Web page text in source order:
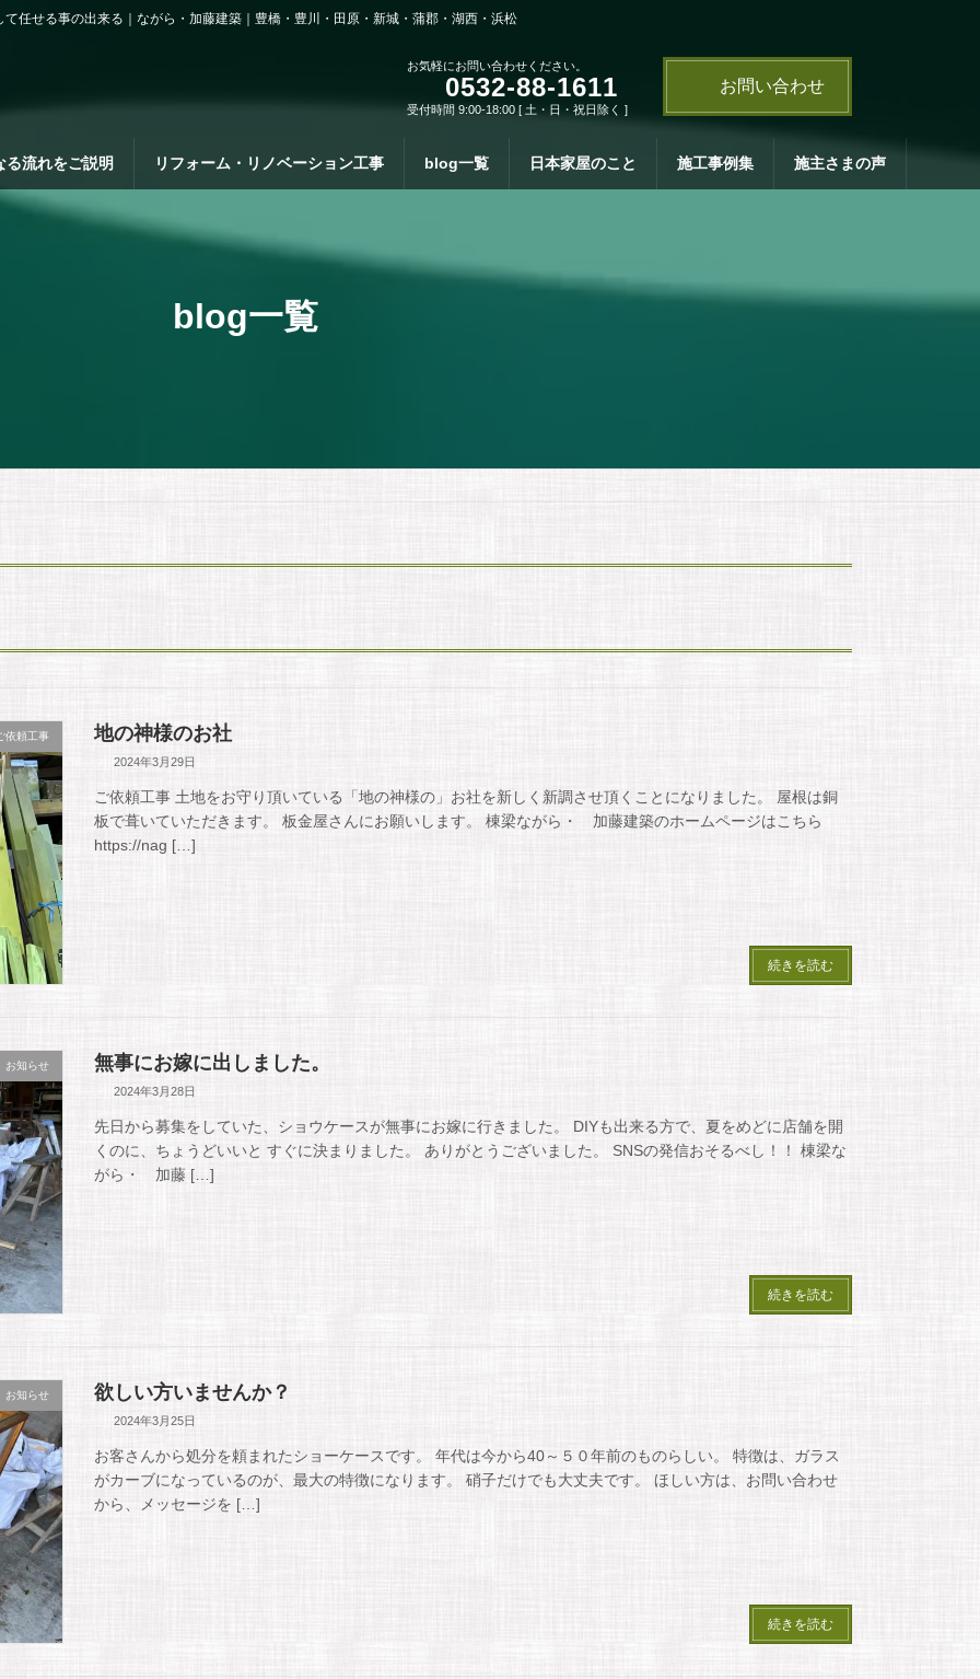
任せる事の出来る｜ながら・加藤建築｜豊橋・豊川・田原・新城・蒲郡・湖西・浜松
お気軽にお問い合わせください。
0532-88-1611
受付時間 9:00-18:00 [ 土・日・祝日除く ]
お問い合わせ
る流れをご説明 リフォーム・リノベーション工事 blog一覧 日本家屋のこと 施工事例集 施主さまの声
blog一覧
依頼工事 地の神様のお社
2024年3月29日
ご依頼工事 土地をお守り頂いている「地の神様の」お社を新しく新調させ頂くことになりました。 屋根は銅
板で葺いていただきます。 板金屋さんにお願いします。 棟梁ながら・ 加藤建築のホームページはこちら
https://nag […]
続きを読む
お知らせ 無事にお嫁に出しました。
2024年3月28日
先日から募集をしていた、ショウケースが無事にお嫁に行きました。 DIYも出来る方で、夏をめどに店舗を開
くのに、ちょうどいいと すぐに決まりました。 ありがとうございました。 SNSの発信おそるべし！！ 棟梁な
がら・ 加藤 […]
続きを読む
お知らせ 欲しい方いませんか？
2024年3月25日
お客さんから処分を頼まれたショーケースです。 年代は今から40～５０年前のものらしい。 特徴は、ガラス
がカーブになっているのが、最大の特徴になります。 硝子だけでも大丈夫です。 ほしい方は、お問い合わせ
から、メッセージを […]
続きを読む